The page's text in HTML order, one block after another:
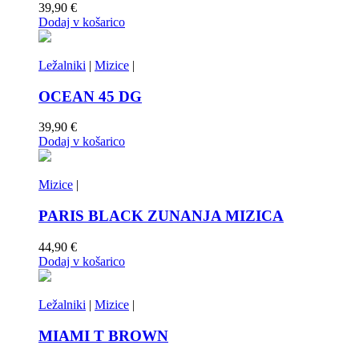
39,90 €
Dodaj v košarico
Ležalniki | Mizice |
OCEAN 45 DG
39,90 €
Dodaj v košarico
Mizice
PARIS BLACK ZUNANJA MIZICA
44,90 €
Dodaj v košarico
Ležalniki | Mizice |
MIAMI T BROWN